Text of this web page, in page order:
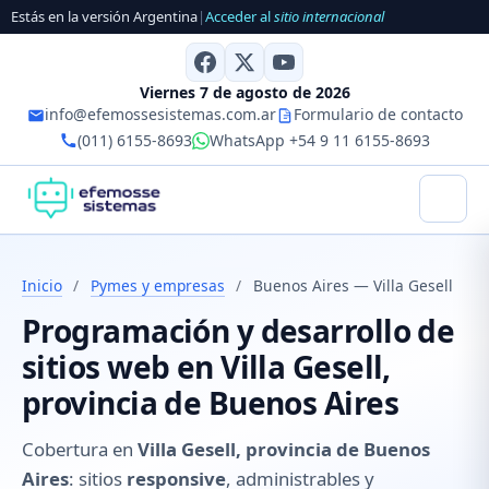
Estás en la versión Argentina|Acceder alsitio internacional
Viernes 7 de agosto de 2026
info@efemossesistemas.com.ar
Formulario de contacto
(011) 6155-8693
WhatsApp +54 9 11 6155-8693
Inicio / Pymes y empresas / Buenos Aires — Villa Gesell
Programación y desarrollo de
sitios web en Villa Gesell,
provincia de Buenos Aires
Cobertura en Villa Gesell, provincia de Buenos
Aires: sitios responsive, administrables y